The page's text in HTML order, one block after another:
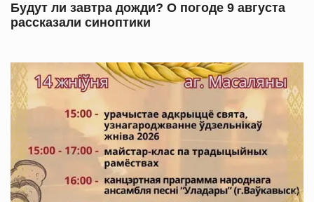
Будут ли завтра дожди? О погоде 9 августа
рассказали синоптики